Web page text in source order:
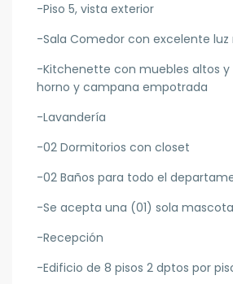
-Piso 5, vista exterior
-Sala Comedor con excelente luz
-Kitchenette con muebles altos y
horno y campana empotrada
-Lavandería
-02 Dormitorios con closet
-02 Baños para todo el
-Se acepta una (01) sola
-Recepción
-Edificio de 8 pisos 2 dptos por